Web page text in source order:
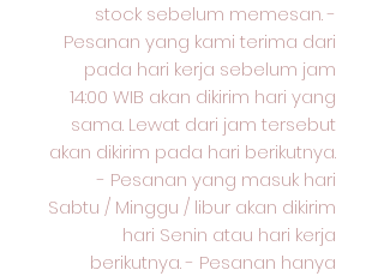
stock sebelum memesan. -
Pesanan yang kami terima dari
pada hari kerja sebelum jam
14:00 WIB akan dikirim hari yang
sama. Lewat dari jam tersebut
akan dikirim pada hari berikutnya.
- Pesanan yang masuk hari
Sabtu / Minggu / libur akan dikirim
hari Senin atau hari kerja
berikutnya. - Pesanan hanya